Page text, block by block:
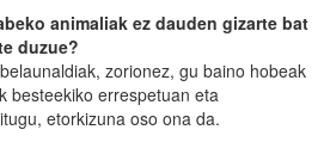
animaliak ez dauden gizarte bat
duzue?
zorionez, gu baino hobeak
besteekiko errespetuan eta
etorkizuna oso ona da.